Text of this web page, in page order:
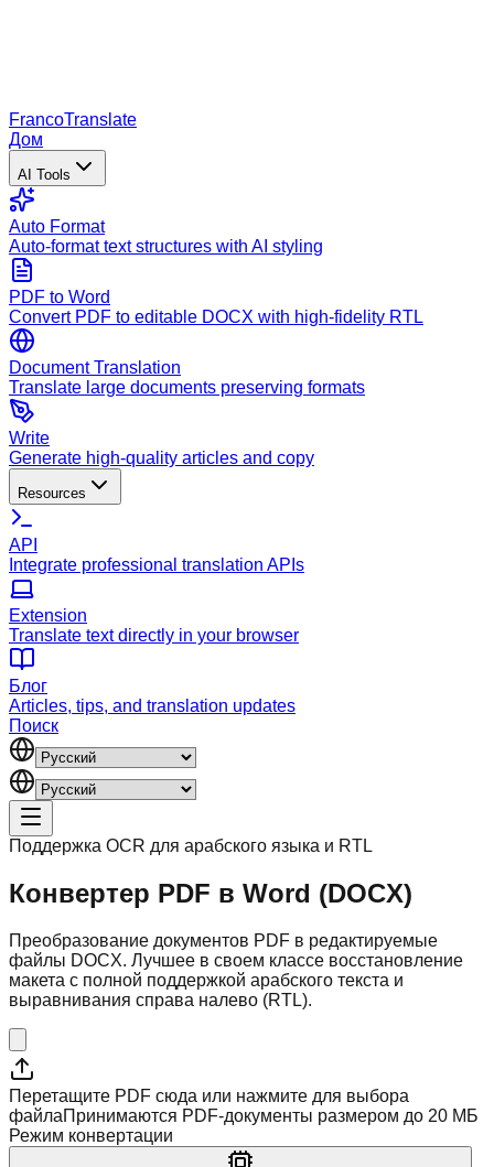
FrancoTranslate
Дом
AI Tools
Auto Format
Auto-format text structures with AI styling
PDF to Word
Convert PDF to editable DOCX with high-fidelity RTL
Document Translation
Translate large documents preserving formats
Write
Generate high-quality articles and copy
Resources
API
Integrate professional translation APIs
Extension
Translate text directly in your browser
Блог
Articles, tips, and translation updates
Поиск
Поддержка OCR для арабского языка и RTL
Конвертер PDF в Word (DOCX)
Преобразование документов PDF в редактируемые
файлы DOCX. Лучшее в своем классе восстановление
макета с полной поддержкой арабского текста и
выравнивания справа налево (RTL).
Перетащите PDF сюда или нажмите для выбора
файлаПринимаются PDF-документы размером до 20 МБ
Режим конвертации